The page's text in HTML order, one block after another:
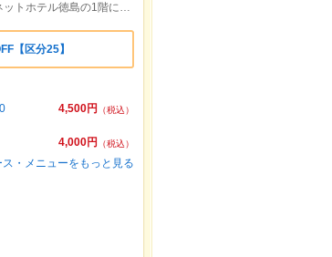
徳島駅を降りていただき、ロータリー左手のダイワロイネットホテル徳島の1階にございます。
【区分25】
4,500円
（税込）
4,000円
（税込）
ス・メニューをもっと見る